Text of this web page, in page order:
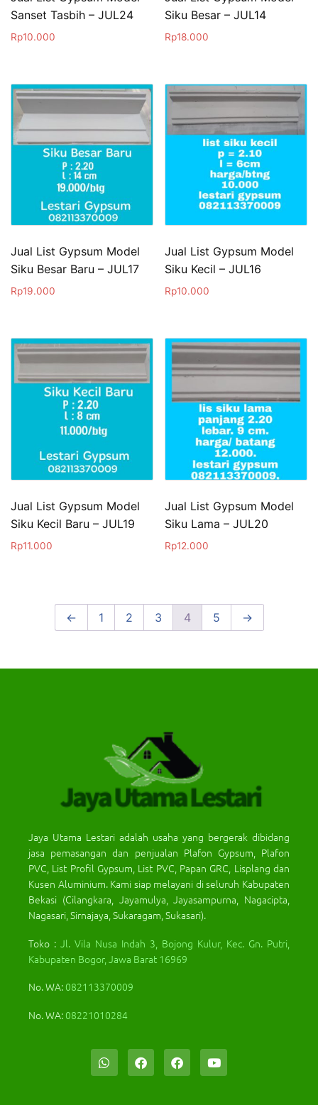
Sanset Tasbih – JUL24
Rp10.000
Siku Besar – JUL14
Rp18.000
Jual List Gypsum Model
Siku Besar Baru – JUL17
Rp19.000
Jual List Gypsum Model
Siku Kecil – JUL16
Rp10.000
Jual List Gypsum Model
Siku Kecil Baru – JUL19
Rp11.000
Jual List Gypsum Model
Siku Lama – JUL20
Rp12.000
← 1 2 3 4 5 →
Jaya Utama Lestari adalah usaha yang bergerak dibidang
jasa pemasangan dan penjualan Plafon Gypsum, Plafon
PVC, List Profil Gypsum, List PVC, Papan GRC, Lisplang dan
Kusen Aluminium. Kami siap melayani di seluruh Kabupaten
Bekasi (Cilangkara, Jayamulya, Jayasampurna, Nagacipta,
Nagasari, Sirnajaya, Sukaragam, Sukasari).
Toko : Jl. Vila Nusa Indah 3, Bojong Kulur, Kec. Gn. Putri,
Kabupaten Bogor, Jawa Barat 16969
No. WA: 082113370009
No. WA: 08221010284